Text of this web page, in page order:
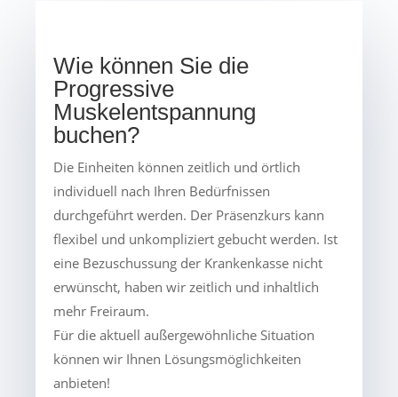
Wie können Sie die
Progressive
Muskelentspannung
buchen?
Die Einheiten können zeitlich und örtlich
individuell nach Ihren Bedürfnissen
durchgeführt werden. Der Präsenzkurs kann
flexibel und unkompliziert gebucht werden. Ist
eine Bezuschussung der Krankenkasse nicht
erwünscht, haben wir zeitlich und inhaltlich
mehr Freiraum.
Für die aktuell außergewöhnliche Situation
können wir Ihnen Lösungsmöglichkeiten
anbieten!